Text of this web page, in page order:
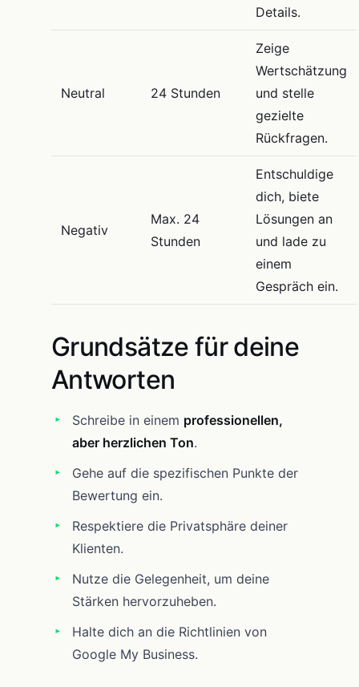
Details.
Neutral 24 Stunden
Zeige
Wertschätzung
und stelle
gezielte
Rückfragen.
Negativ
Max. 24
Stunden
Entschuldige
dich, biete
Lösungen an
und lade zu
einem
Gespräch ein.
Grundsätze für deine
Antworten
Schreibe in einem professionellen,
aber herzlichen Ton.
Gehe auf die spezifischen Punkte der
Bewertung ein.
Respektiere die Privatsphäre deiner
Klienten.
Nutze die Gelegenheit, um deine
Stärken hervorzuheben.
Halte dich an die Richtlinien von
Google My Business.